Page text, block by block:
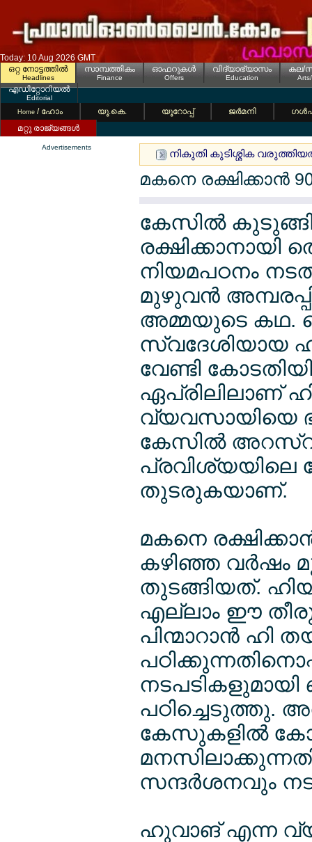
Today: 10 Aug 2026 GMT
ഒറ്റ നോട്ടത്തില്‍
Headlines
സാമ്പത്തികം
Finance
ഓഫറുകള്‍
Offers
വിദ്യാഭ്യാസം
Education
കല/
എഡിറ്റോറിയല്‍
Editorial
Home / ഹോം യൂ.കെ. യൂറോപ്പ് ജര്‍മനി
മറ്റു രാജ്യങ്ങള്‍
Advertisements
നികുതി കുടിശ്ശിക
മകനെ രക്ഷിക്കാന്‍
കേസില്‍
രക്ഷിക്കാനായി
നിയമപഠനം
മുഴുവന്‍
അമ്മയുടെ കഥ.
സ്വദേശിയായ
വേണ്ടി
ഏപ്രിലിലാണ്
വ്യവസായിയെ
കേസില്‍
പ്രവിശ്യയിലെ
തുടരുകയാണ്.
മകനെ
കഴിഞ്ഞ വര്‍ഷം
തുടങ്ങിയത്.
എല്ലാം ഈ
പിന്മാറാന്‍ ഹി
നടപടികളുമായി
പഠിച്ചെടുത്തു.
കേസുകളില്‍
സന്ദര്‍ശനവും
ഹുവാങ് എന്ന